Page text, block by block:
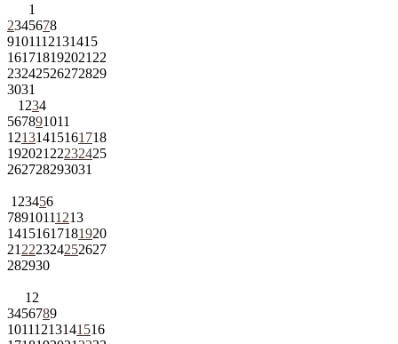
1
2345678
9101112131415
161718192021 22
23242526272829
3031
1 234
567891011
12131415161718
192021 22232425
262728293031
1 23456
78910111213
14151617181920
21 222324252627
282930
1 2
3456789
10111213141516